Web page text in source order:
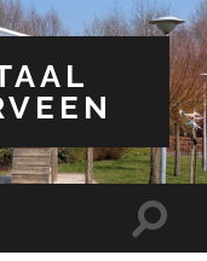
Toggle